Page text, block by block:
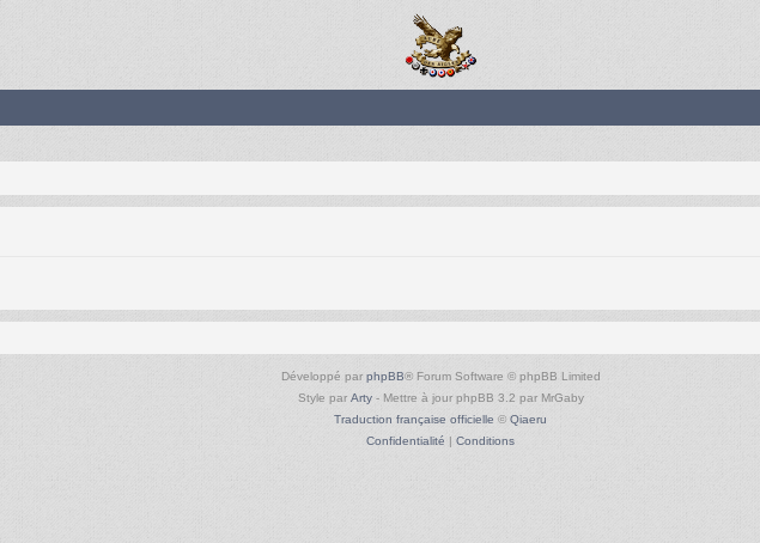
Développé par phpBB® Forum Software © phpBB Limited
Style par Arty- Mettre à jour phpBB 3.2 par MrGaby
Traduction française officielle © Qiaeru
Confidentialité | Conditions